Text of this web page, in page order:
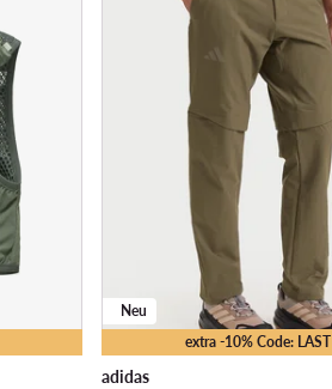
extra -10% Code: LAST
Neu
adidas